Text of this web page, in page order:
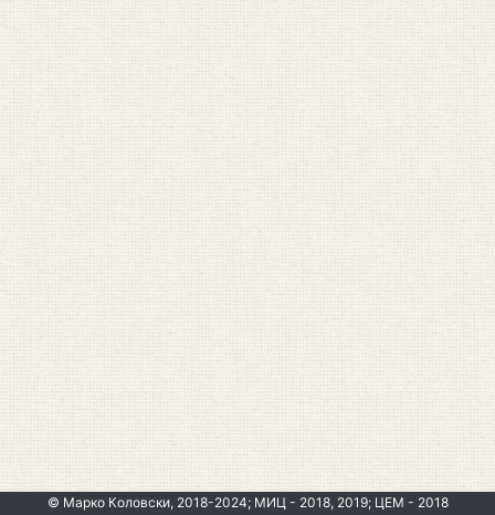
© Марко Коловски, 2018-2024; МИЦ - 2018, 2019; ЦЕМ - 2018